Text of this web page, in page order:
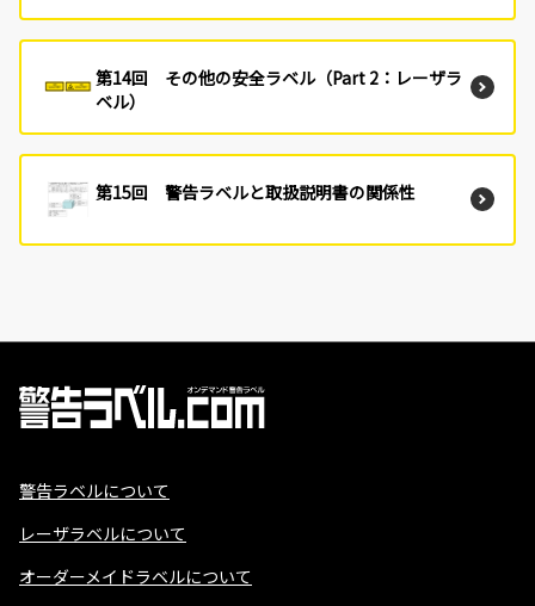
第14回 その他の安全ラベル（Part 2：レーザラ
ベル）
第15回 警告ラベルと取扱説明書の関係性
警告ラベルについて
レーザラベルについて
オーダーメイドラベルについて